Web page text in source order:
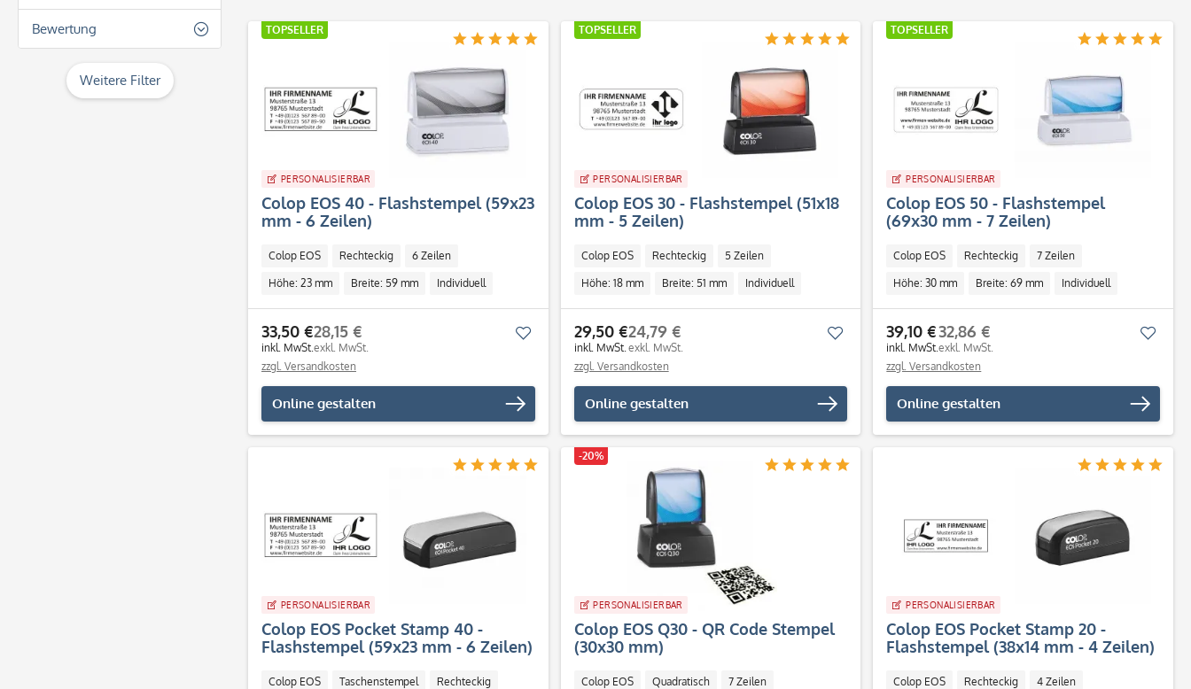
5 Zeilen
7 Zeilen
27
38
8
12
13
Bewertung
& mehr
Weitere Filter
TOPSELLER
PERSONALISIERBAR
Colop EOS 40 - Flashstempel (59x23
mm - 6 Zeilen)
Colop EOS Rechteckig 6 Zeilen
Höhe: 23 mm Breite: 59 mm Individuell
33,50 €
inkl. MwSt.
28,15 €
exkl. MwSt.
zzgl. Versandkosten
Online gestalten
Merken
TOPSELLER
PERSONALISIERBAR
Colop EOS 30 - Flashstempel (51x18
mm - 5 Zeilen)
Colop EOS Rechteckig 5 Zeilen
Höhe: 18 mm Breite: 51 mm Individuell
29,50 €
inkl. MwSt.
24,79 €
exkl. MwSt.
zzgl. Versandkosten
Online gestalten
Merken
TOPSELLER
PERSONALISIERBAR
Colop EOS 50 - Flashstempel
(69x30 mm - 7 Zeilen)
Colop EOS Rechteckig 7 Zeilen
Höhe: 30 mm Breite: 69 mm Individuell
39,10 €
inkl. MwSt.
32,86 €
exkl. MwSt.
zzgl. Versandkosten
Online gestalten
PERSONALISIERBAR
Colop EOS Pocket Stamp 40 -
Flashstempel (59x23 mm - 6 Zeilen)
Colop EOS Taschenstempel Rechteckig
-20%
PERSONALISIERBAR
Colop EOS Q30 - QR Code Stempel
(30x30 mm)
Colop EOS Quadratisch 7 Zeilen
PERSONALISIERBAR
Colop EOS Pocket Stamp 20 -
Flashstempel (38x14 mm - 4 Zeilen)
Colop EOS Rechteckig 4 Zeilen